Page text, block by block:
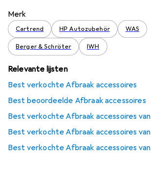
Merk
Cartrend HP Autozubehör WAS
Berger & Schröter IWH
Relevante lijsten
Best verkochte Afbraak accessoires
Best beoordeelde Afbraak accessoires
Best verkochte Afbraak accessoires
Best verkochte Afbraak accessoires
Best verkochte Afbraak accessoires